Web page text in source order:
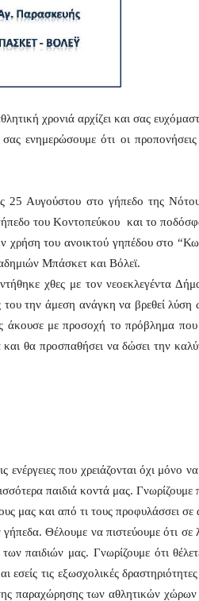
χρονιά αρχίζει και σας
ενημερώσουμε ότι οι
25 Αυγούστου στο γήπεδο της
του Κοντοπεύκου και το
χρήση του ανοικτού γηπέδου στο
Μπάσκετ και Βόλεϊ.
χθες με τον νεοεκλεγέντα
του την άμεση ανάγκη να βρεθεί λύση
με προσοχή το πρόβλημα που
θα προσπαθήσει να δώσει την
που χρειάζονται όχι μόνο
παιδιά κοντά μας. Γνωρίζουμε
μας και από τι τους προφυλάσσει σε
Θέλουμε να πιστεύουμε ότι σε
παιδιών μας. Γνωρίζουμε ότι
τις εξωσχολικές
παραχώρησης των αθλητικών